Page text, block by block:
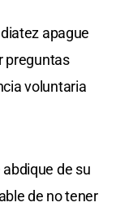
apague
preguntas
voluntaria
de su
de no tener